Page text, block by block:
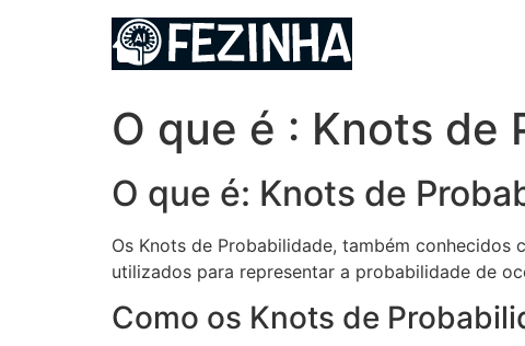
O que é : Knots de
O que é: Knots de
Os Knots de Probabilidade, também
utilizados para representar a probabilidade de
Como os Knots de